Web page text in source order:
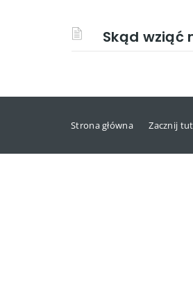
Skąd wziąć
Strona główna Zacznij